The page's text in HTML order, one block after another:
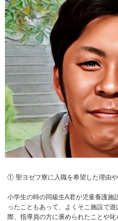
① 聖ヨゼフ寮に入職を希望した理由
小学生の時の同級生A君が児童養護施
ったこともあって、よくそこ施設で
際、指導員の方に褒められたことや